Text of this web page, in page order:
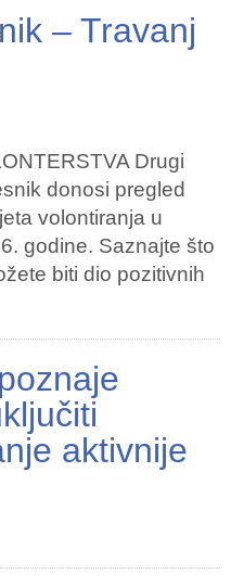
– Travanj
Drugi
donosi pregled
volontiranja u
godine. Saznajte što
biti dio pozitivnih
aktivnije